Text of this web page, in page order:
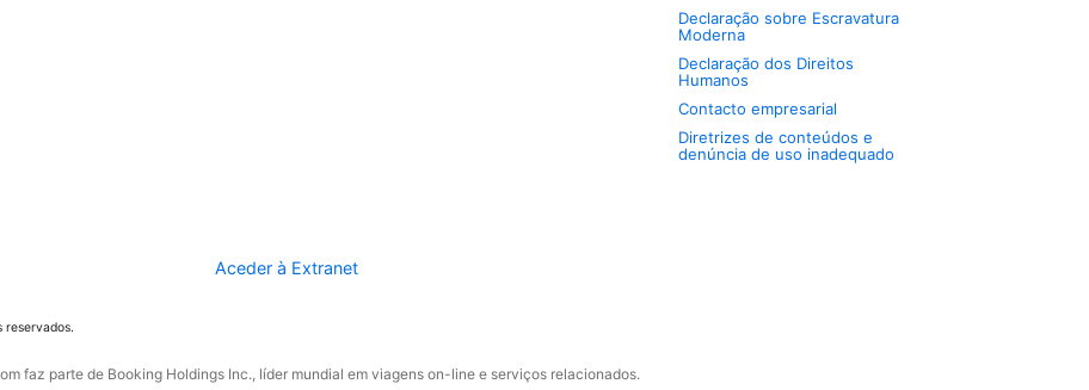
Declaração sobre Escravatura
Moderna
Declaração dos Direitos
Humanos
Contacto empresarial
Diretrizes de conteúdos e
denúncia de uso inadequado
Aceder à Extranet
reservados.
faz parte de Booking Holdings Inc., líder mundial em viagens on-line e serviços relacionados.